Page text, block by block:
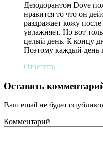
Дезодорантом Dove
нравится то что он
раздражает кожу
увлажняет. Но вот
целый день. К концу
Поэтому каждый день
Ответить
Оставить
Ваш email не будет
Комментарий